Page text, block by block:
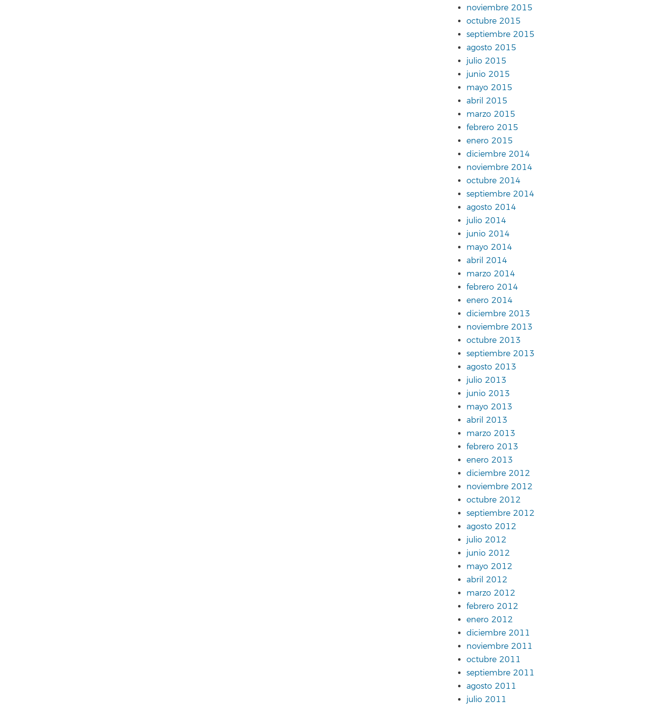
noviembre 2015
octubre 2015
septiembre 2015
agosto 2015
julio 2015
junio 2015
mayo 2015
abril 2015
marzo 2015
febrero 2015
enero 2015
diciembre 2014
noviembre 2014
octubre 2014
septiembre 2014
agosto 2014
julio 2014
junio 2014
mayo 2014
abril 2014
marzo 2014
febrero 2014
enero 2014
diciembre 2013
noviembre 2013
octubre 2013
septiembre 2013
agosto 2013
julio 2013
junio 2013
mayo 2013
abril 2013
marzo 2013
febrero 2013
enero 2013
diciembre 2012
noviembre 2012
octubre 2012
septiembre 2012
agosto 2012
julio 2012
junio 2012
mayo 2012
abril 2012
marzo 2012
febrero 2012
enero 2012
diciembre 2011
noviembre 2011
octubre 2011
septiembre 2011
agosto 2011
julio 2011